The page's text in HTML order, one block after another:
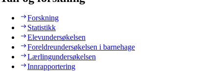
Forskning
Statistikk
Elevundersøkelsen
Foreldreundersøkelsen i barnehage
Lærlingundersøkelsen
Innrapportering